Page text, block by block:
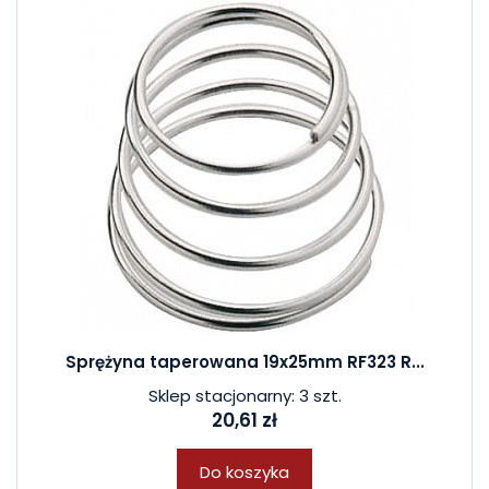
Sprężyna taperowana 19x25mm RF323 R...
Sklep stacjonarny: 3 szt.
20,61 zł
Do koszyka